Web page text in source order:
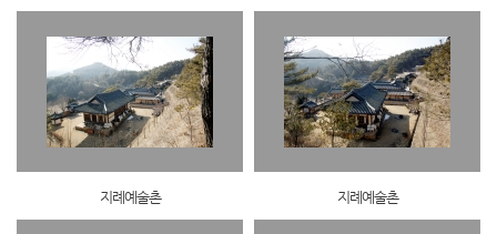
지례예술촌 지례예술촌